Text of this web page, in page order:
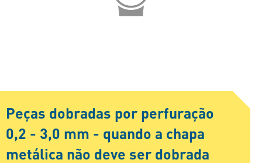
Peças dobradas por perfuração
0,2 - 3,0 mm - quando a chapa
metálica não deve ser dobrada